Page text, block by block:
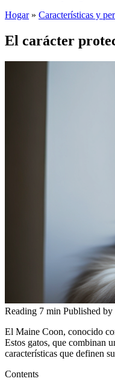
Hogar» Características y
El carácter
Reading 7 min Published by
El Maine Coon, conocido
Estos gatos, que combinan
características que definen
Contents